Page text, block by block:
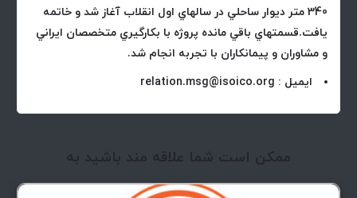
340 متر ديوار ساحلي در سالهاي اول انقلاب آغاز شد و خاتمه
يافت.قسمتهاي باقي مانده پروژه با بکارگيري متخصصان ايراني
و مشاوران و پيمانکاران با تجربه انجام شد.
ایمیل : relation.msg@isoico.org
ممکن است شما علاقه مند باشید به